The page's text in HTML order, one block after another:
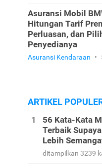
Asuransi Mobil
Hitungan Tarif
Perluasan, dan
Penyedianya
Asuransi Kendaraan •
ARTIKEL
56 Kata-Kata
Terbaik
Lebih
ditampilkan 3239